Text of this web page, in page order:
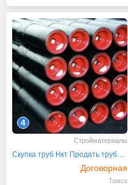
4
Стройматериалы
Скупка труб Нкт Продать трубу сбт оттм нкв
Договорная
Томск